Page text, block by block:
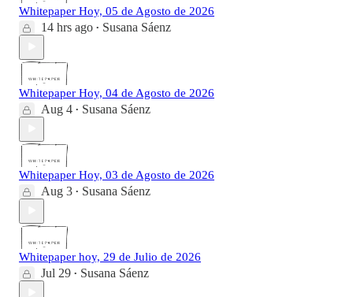
Whitepaper Hoy, 05 de Agosto de 2026
14 hrs ago • Susana Sáenz
Whitepaper Hoy, 04 de Agosto de 2026
Aug 4 • Susana Sáenz
Whitepaper Hoy, 03 de Agosto de 2026
Aug 3 • Susana Sáenz
Whitepaper hoy, 29 de Julio de 2026
Jul 29 • Susana Sáenz